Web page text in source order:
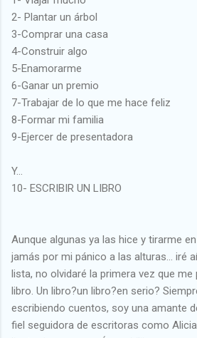
2- Plantar un árbol
3-Comprar una casa
4-Construir algo
5-Enamorarme
6-Ganar un premio
7-Trabajar de lo que me hace feliz
8-Formar mi familia
9-Ejercer de presentadora
Y...
10- ESCRIBIR UN LIBRO
Aunque algunas ya las hice y tirarme
jamás por mi pánico a las alturas... iré
lista, no olvidaré la primera vez que
libro. Un libro?un libro?en serio?
escribiendo cuentos, soy una amante
fiel seguidora de escritoras como